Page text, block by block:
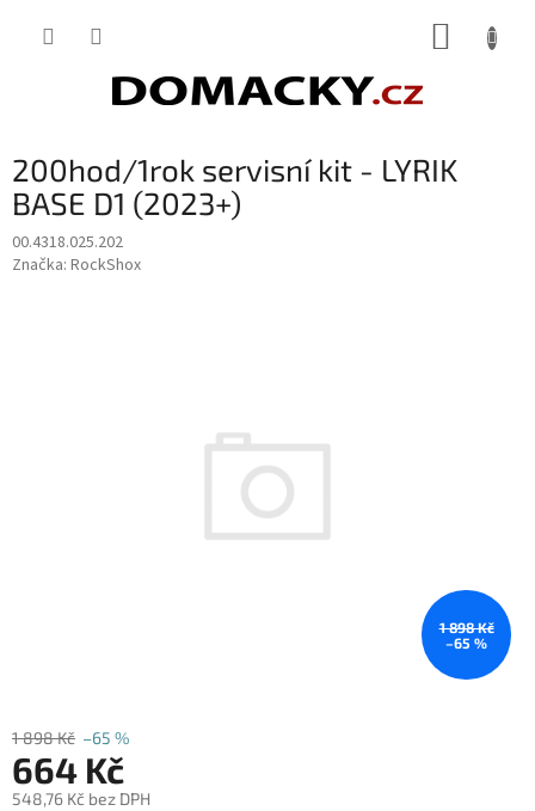
200hod/1rok servisní kit - LYRIK
BASE D1 (2023+)
00.4318.025.202
Značka: RockShox
1 898 Kč
–65 %
1 898 Kč –65 %
664 Kč
548,76 Kč bez DPH